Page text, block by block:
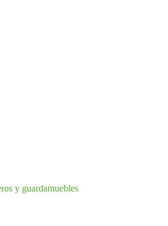
y guardamuebles